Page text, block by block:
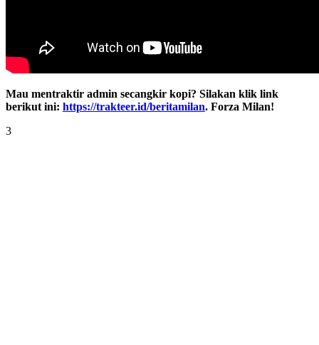
Mau mentraktir admin secangkir kopi? Silakan klik link
berikut ini: https://trakteer.id/beritamilan. Forza Milan!
3